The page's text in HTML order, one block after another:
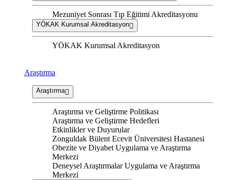
Mezuniyet Sonrası Tıp Eğitimi Akreditasyonu
YÖKAK Kurumsal Akreditasyon
YÖKAK Kurumsal Akreditasyon
Araştırma
Araştırma
Araştırma ve Geliştirme Politikası
Araştırma ve Geliştirme Hedefleri
Etkinlikler ve Duyurular
Zonguldak Bülent Ecevit Üniversitesi Hastanesi
Obezite ve Diyabet Uygulama ve Araştırma
Merkezi
Deneysel Araştırmalar Uygulama ve Araştırma
Merkezi